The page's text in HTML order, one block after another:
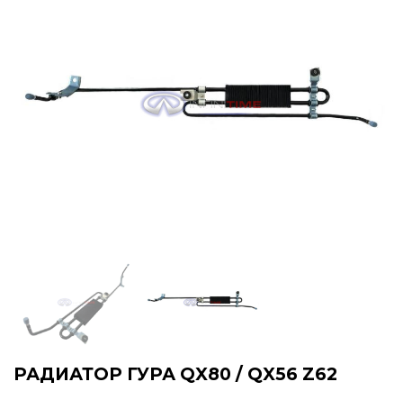
РАДИАТОР ГУРА QX80 / QX56 Z62